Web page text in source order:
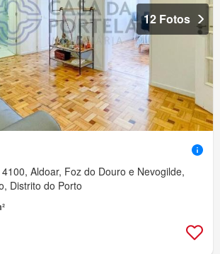
12 Fotos
Aldoar, Foz do Douro e Nevogilde,
Distrito do Porto